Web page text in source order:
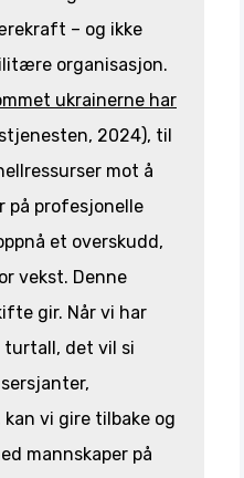
– og ikke
organisasjon.
ukrainerne har
2024), til
mot å
på profesjonelle
et overskudd,
vekst. Denne
gir. Når vi har
turtall, det vil si
vi gire tilbake og
mannskaper på